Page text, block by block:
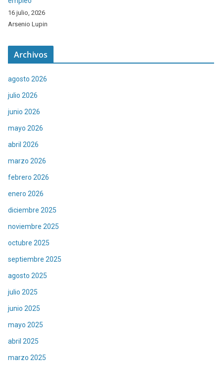
16 julio, 2026
Arsenio Lupin
Archivos
agosto 2026
julio 2026
junio 2026
mayo 2026
abril 2026
marzo 2026
febrero 2026
enero 2026
diciembre 2025
noviembre 2025
octubre 2025
septiembre 2025
agosto 2025
julio 2025
junio 2025
mayo 2025
abril 2025
marzo 2025